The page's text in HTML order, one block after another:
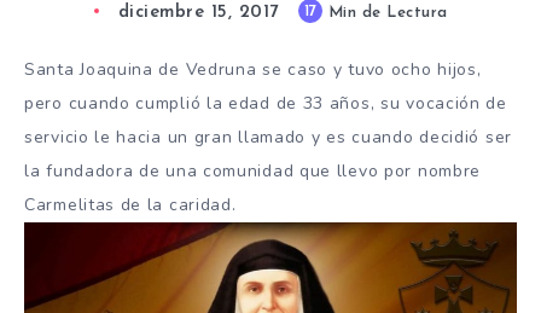
diciembre 15, 2017 17 Min de Lectura
Santa Joaquina de Vedruna se caso y tuvo ocho hijos,
pero cuando cumplió la edad de 33 años, su vocación de
servicio le hacia un gran llamado y es cuando decidió ser
la fundadora de una comunidad que llevo por nombre
Carmelitas de la caridad.